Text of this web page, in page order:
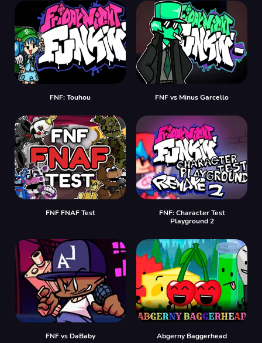
FNF: Touhou FNF vs Minus Garcello
FNF FNAF Test
FNF: Character Test
Playground 2
FNF vs DaBaby Abgerny Baggerhead